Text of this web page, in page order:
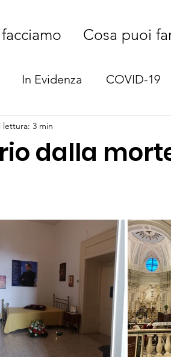
Cosa puoi
In Evidenza COVID-19
dalla
lettura: 3 min